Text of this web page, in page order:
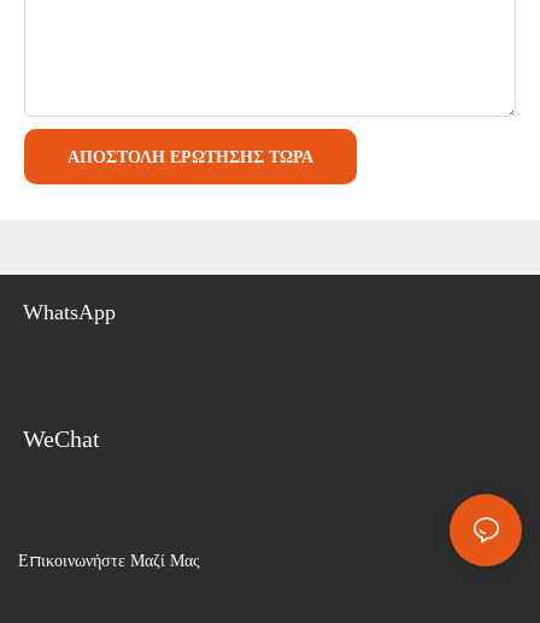
ΑΠΟΣΤΟΛΉ ΕΡΏΤΗΣΗΣ ΤΏΡΑ
WhatsApp
WeChat
Επικοινωνήστε Μαζί Μας